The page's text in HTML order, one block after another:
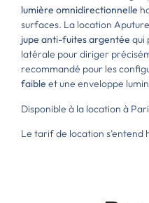
lumière omnidirectionnelle
surfaces. La location
jupe anti-fuites argentée qui
latérale pour diriger
recommandé pour les
faible et une enveloppe
Disponible à la location à
Le tarif de location s’entend